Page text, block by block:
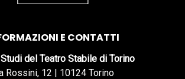
E CONTATTI
del Teatro Stabile di Torino
Rossini, 12 | 10124 Torino